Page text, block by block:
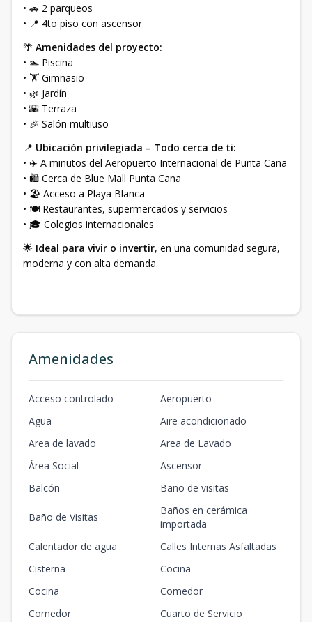
• 🚗 2 parqueos
• 📍 4to piso con ascensor
🌴 Amenidades del proyecto:
• 🏊 Piscina
• 🏋️ Gimnasio
• 🌿 Jardín
• 🌇 Terraza
• 🎉 Salón multiuso
📍 Ubicación privilegiada – Todo cerca de ti:
• ✈️ A minutos del Aeropuerto Internacional de Punta Cana
• 🛍 Cerca de Blue Mall Punta Cana
• 🏖 Acceso a Playa Blanca
• 🍽 Restaurantes, supermercados y servicios
• 🎓 Colegios internacionales
🌟 Ideal para vivir o invertir, en una comunidad segura,
moderna y con alta demanda.
Amenidades
Acceso controlado
Aeropuerto
Agua
Aire acondicionado
Area de lavado
Area de Lavado
Área Social
Ascensor
Balcón
Baño de visitas
Baño de Visitas
Baños en cerámica
importada
Calentador de agua
Calles Internas Asfaltadas
Cisterna
Cocina
Cocina
Comedor
Comedor
Cuarto de Servicio